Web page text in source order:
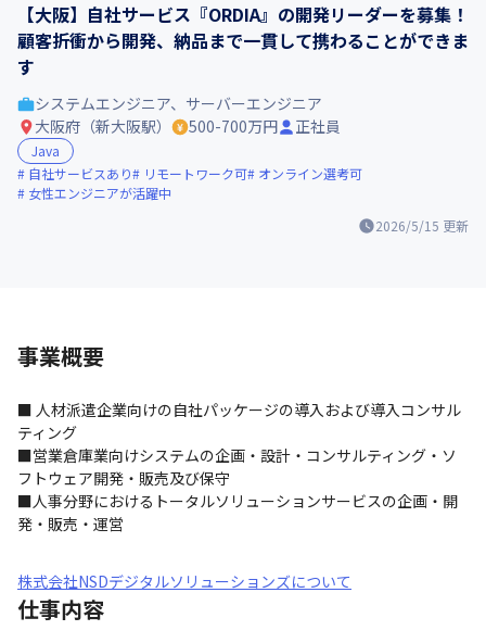
【大阪】自社サービス『ORDIA』の開発リーダーを募集！
顧客折衝から開発、納品まで一貫して携わることができま
す
2026/5/15 更新
システムエンジニア、サーバーエンジニア
大阪府（新大阪駅）
500-700万円 正社員
Java
自社サービスあり
リモートワーク可
オンライン選考可
女性エンジニアが活躍中
事業概要
■ 人材派遣企業向けの自社パッケージの導入および導入コンサル
ティング
■営業倉庫業向けシステムの企画・設計・コンサルティング・ソ
フトウェア開発・販売及び保守
■人事分野におけるトータルソリューションサービスの企画・開
発・販売・運営
株式会社NSDデジタルソリューションズについて
仕事内容